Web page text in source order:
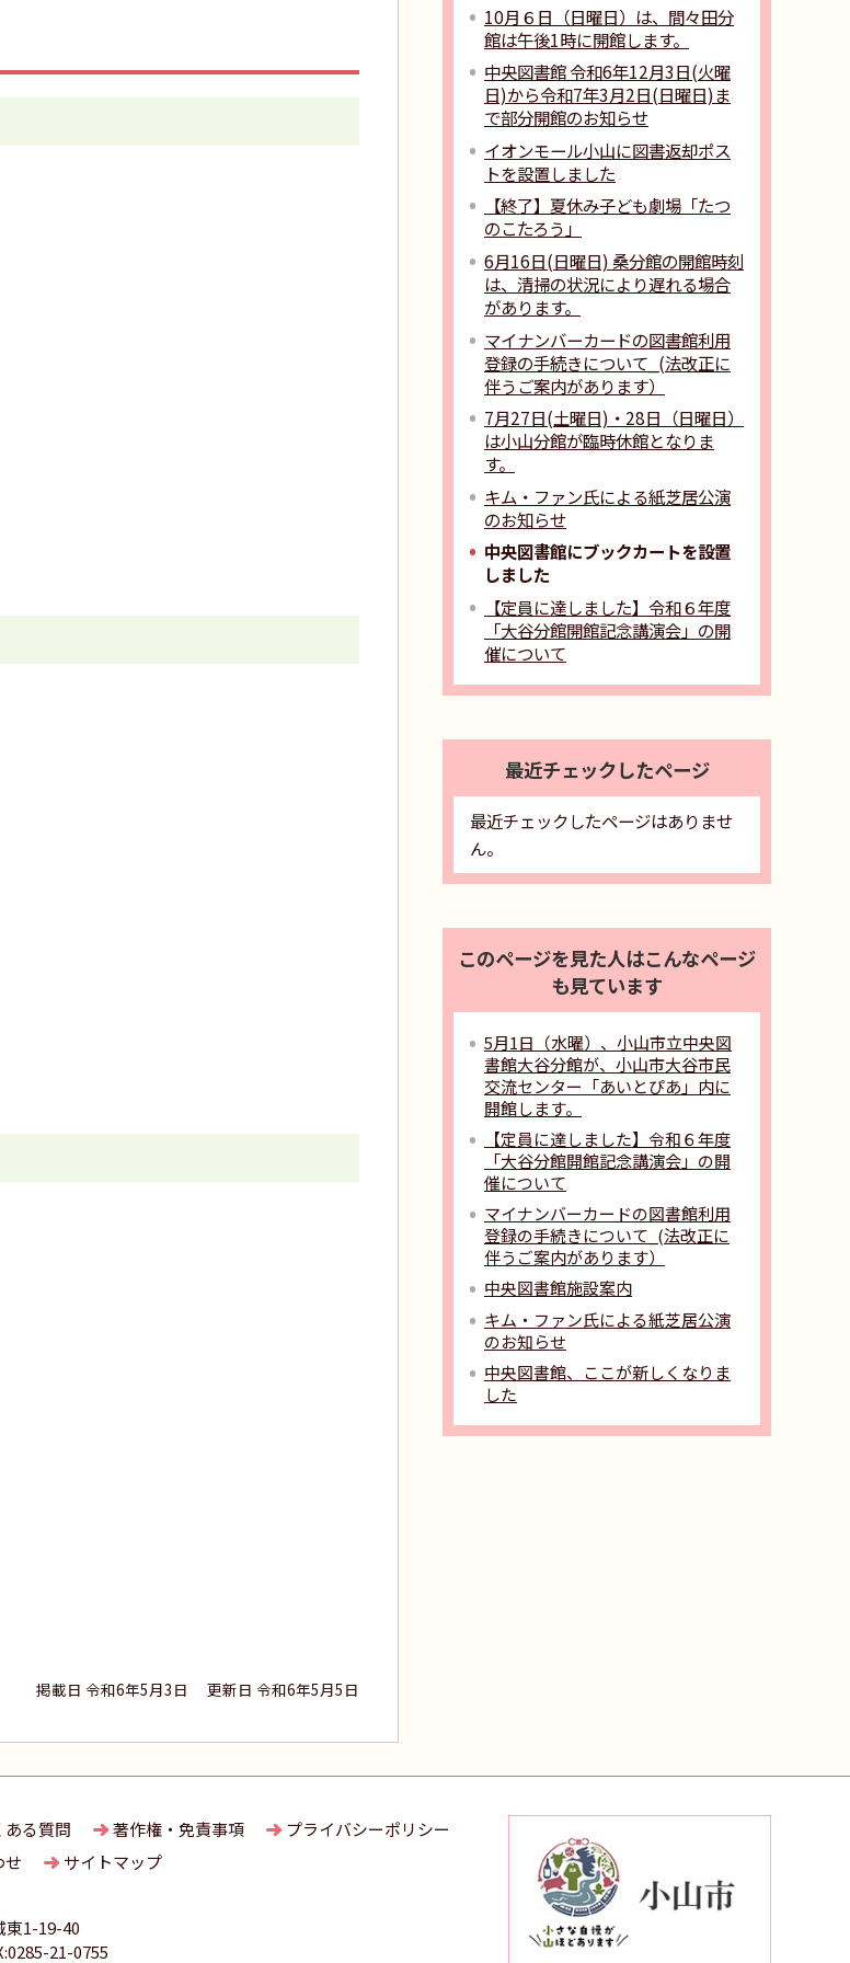
掲載日 令和6年5月3日 更新日 令和6年5月5日
10月６日（日曜日）は、間々田分
館は午後1時に開館します。
中央図書館 令和6年12月3日(火曜
日)から令和7年3月2日(日曜日)ま
で部分開館のお知らせ
イオンモール小山に図書返却ポス
トを設置しました
【終了】夏休み子ども劇場「たつ
のこたろう」
6月16日(日曜日) 桑分館の開館時刻
は、清掃の状況により遅れる場合
があります。
マイナンバーカードの図書館利用
登録の手続きについて_(法改正に
伴うご案内があります）
7月27日(土曜日)・28日（日曜日）
は小山分館が臨時休館となりま
す。
キム・ファン氏による紙芝居公演
のお知らせ
中央図書館にブックカートを設置
しました
【定員に達しました】令和６年度
「大谷分館開館記念講演会」の開
催について
最近チェックしたページ
最近チェックしたページはありませ
ん。
このページを見た人はこんなページ
も見ています
5月1日（水曜）、小山市立中央図
書館大谷分館が、小山市大谷市民
交流センター「あいとぴあ」内に
開館します。
【定員に達しました】令和６年度
「大谷分館開館記念講演会」の開
催について
マイナンバーカードの図書館利用
登録の手続きについて_(法改正に
伴うご案内があります）
中央図書館施設案内
キム・ファン氏による紙芝居公演
のお知らせ
中央図書館、ここが新しくなりま
した
ある質問 著作権・免責事項
プライバシーポリシー
せ サイトマップ
東1-19-40
21-0755